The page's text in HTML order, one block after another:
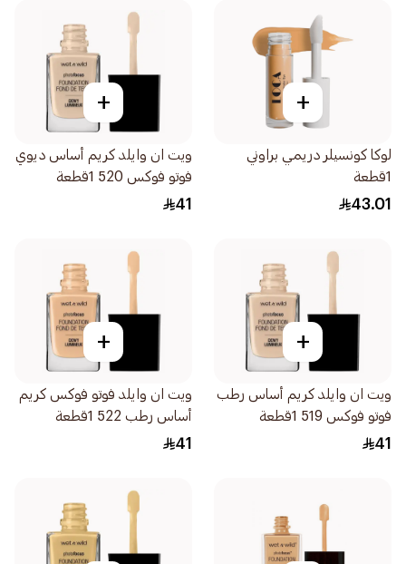
+
لوكا كونسيلر دريمي براوني
1قطعة
43.01
+
ويت ان وايلد كريم أساس ديوي
فوتو فوكس 520 1قطعة
41
+
ويت ان وايلد كريم أساس رطب
فوتو فوكس 519 1قطعة
41
+
ويت ان وايلد فوتو فوكس كريم
أساس رطب 522 1قطعة
41